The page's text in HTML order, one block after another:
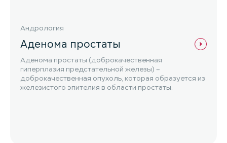
Андрология
Аденома простаты
Аденома простаты (доброкачественная
гиперплазия предстательной железы) –
доброкачественная опухоль, которая образуется из
железистого эпителия в области простаты.